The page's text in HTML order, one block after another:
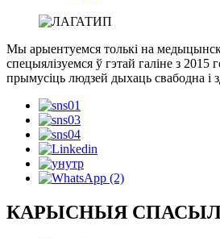
Мы арыентуемся толькі на
спецыялізуемся ў гэтай галіне з 2015
прымусіць людзей дыхаць свабодна і
КАРЫСНЫЯ